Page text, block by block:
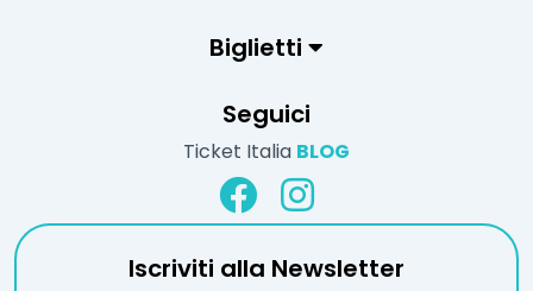
Biglietti
Seguici
Ticket Italia BLOG
Iscriviti alla Newsletter